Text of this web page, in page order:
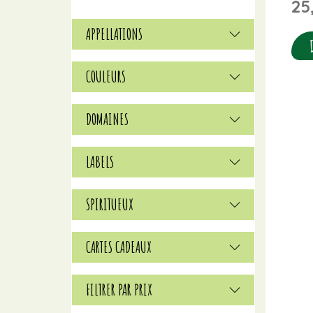
APPELLATIONS
COULEURS
DOMAINES
LABELS
SPIRITUEUX
CARTES CADEAUX
FILTRER PAR PRIX